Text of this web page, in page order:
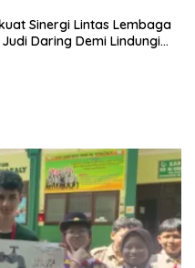
Sinergi Lintas Lembaga
Daring Demi Lindungi